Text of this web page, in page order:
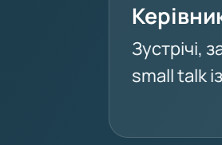
Зустрічі,
small talk